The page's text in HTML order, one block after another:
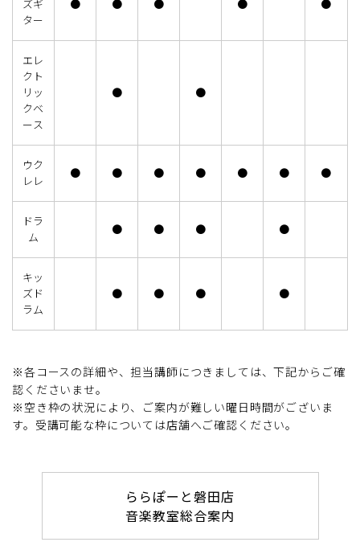
ズギ
ター
● ● ● ● ●
エレ
クト
リッ
クベ
ース
● ●
ウク
レレ
● ● ● ● ● ● ●
ドラ
ム
● ● ● ●
キッ
ズド
ラム
● ● ● ●
※各コースの詳細や、担当講師につきましては、下記からご確
認くださいませ。
※空き枠の状況により、ご案内が難しい曜日時間がございま
す。受講可能な枠については店舗へご確認ください。
ららぽーと磐田店
音楽教室総合案内